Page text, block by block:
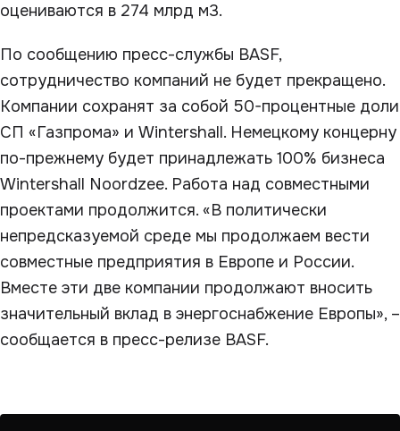
оцениваются в 274 млрд м3.
По сообщению пресс-службы BASF,
сотрудничество компаний не будет прекращено.
Компании сохранят за собой 50-процентные доли
СП «Газпрома» и Wintershall. Немецкому концерну
по-прежнему будет принадлежать 100% бизнеса
Wintershall Noordzee. Работа над совместными
проектами продолжится. «В политически
непредсказуемой среде мы продолжаем вести
совместные предприятия в Европе и России.
Вместе эти две компании продолжают вносить
значительный вклад в энергоснабжение Европы», –
сообщается в пресс-релизе BASF.